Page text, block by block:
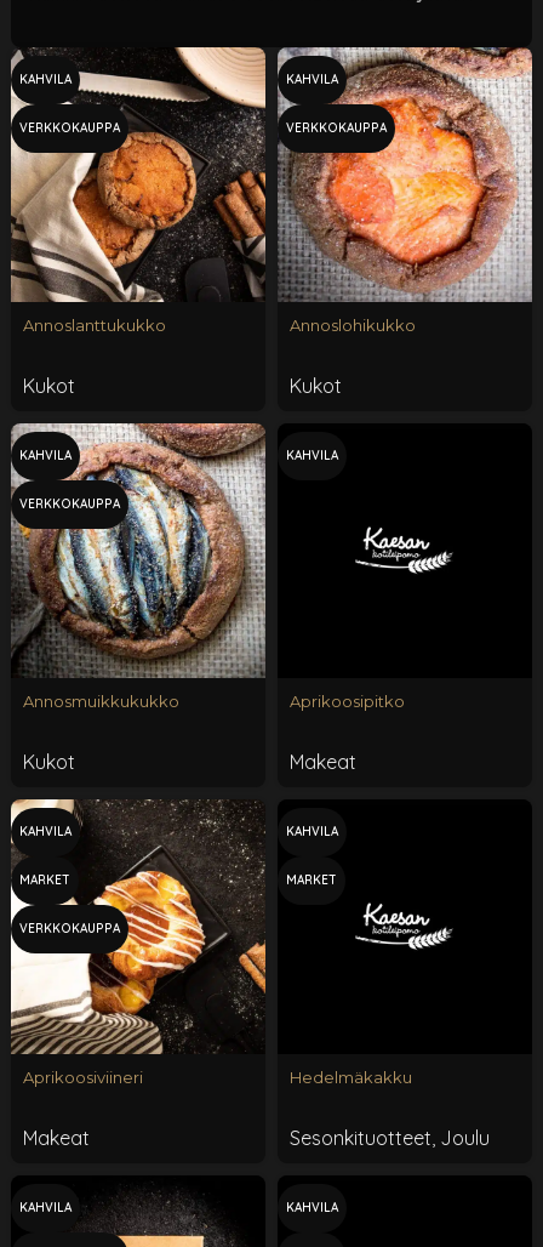
KAHVILA
VERKKOKAUPPA
Annoslanttukukko
Kukot
KAHVILA
VERKKOKAUPPA
Annoslohikukko
Kukot
KAHVILA
VERKKOKAUPPA
Annosmuikkukukko
Kukot
KAHVILA
Aprikoosipitko
Makeat
KAHVILA
MARKET
VERKKOKAUPPA
Aprikoosiviineri
Makeat
KAHVILA
MARKET
Hedelmäkakku
Sesonkituotteet, Joulu
KAHVILA KAHVILA